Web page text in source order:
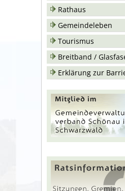
Rathaus
Gemeindeleben
Tourismus
Breitband /
Erklärung zur